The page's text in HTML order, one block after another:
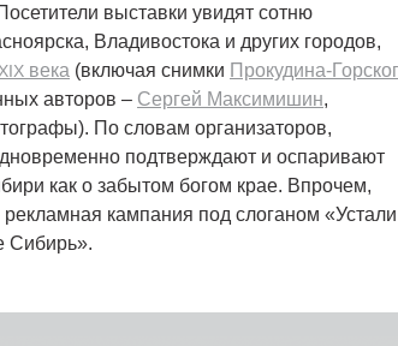
выставки увидят сотню
Владивостока и других городов,
XIX века (включая снимки Прокудина-
авторов – Сергей Максимишин,
По словам организаторов,
подтверждают и оспаривают
как о забытом богом крае. Впрочем,
кампания под слоганом
Сибирь».